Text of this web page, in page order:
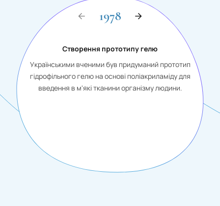
1978
Створення прототипу гелю
Українськими вченими був придуманий прототип
гідрофільного гелю на основі поліакриламіду для
введення в м'які тканини організму людини.